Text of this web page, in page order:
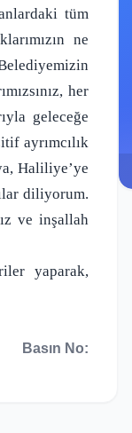
tüm
ne
her
geleceğe
ayrımcılık
Haliliye’ye
diliyorum.
ve inşallah
yaparak,
Basın No: